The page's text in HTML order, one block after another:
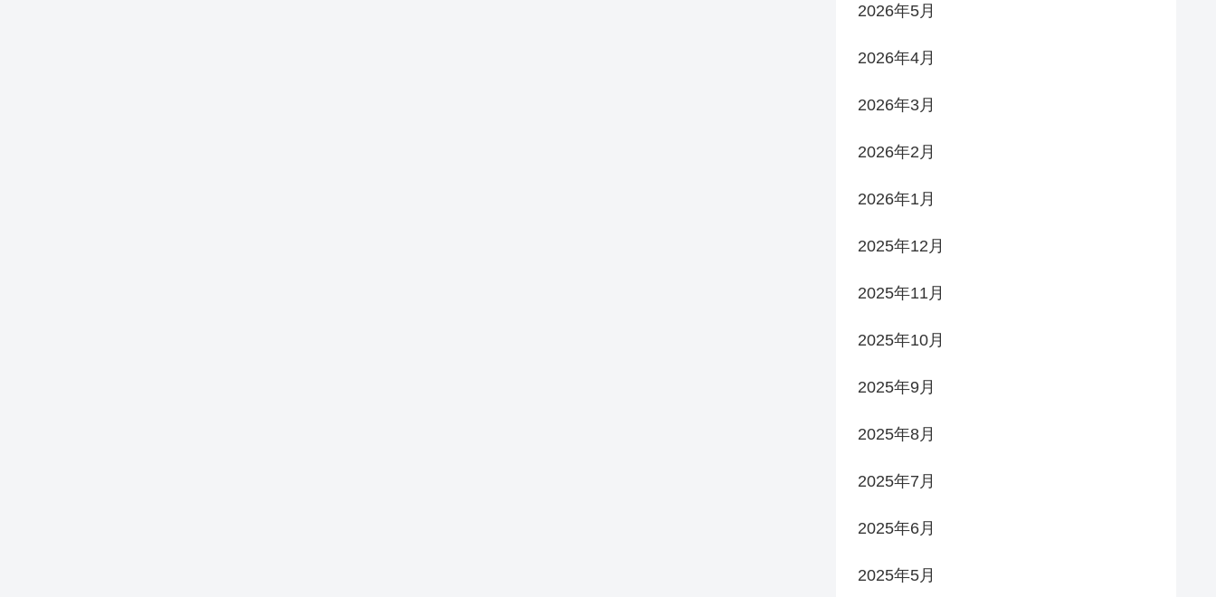
2026年5月
2026年4月
2026年3月
2026年2月
2026年1月
2025年12月
2025年11月
2025年10月
2025年9月
2025年8月
2025年7月
2025年6月
2025年5月